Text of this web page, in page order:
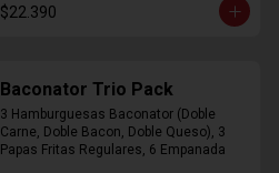
$22.390
Baconator Trio Pack
3 Hamburguesas Baconator (Doble
Carne, Doble Bacon, Doble Queso), 3
Papas Fritas Regulares, 6 Empanada